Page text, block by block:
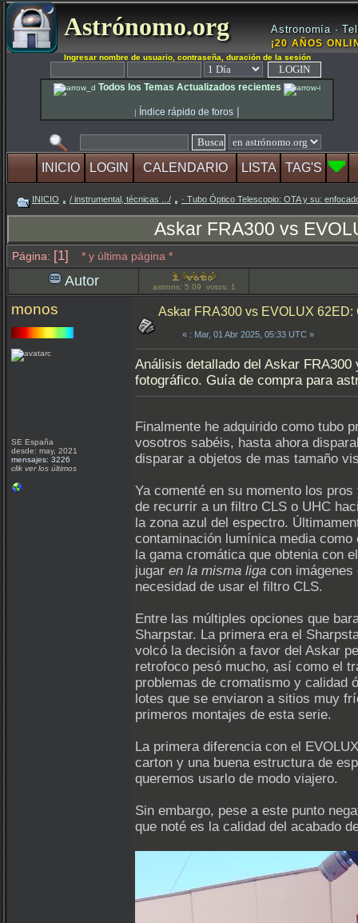
Astrónomo.org Astronomía ·
¡20 AÑOS
Ingresar nombre de usuario, contraseña, duración de la sesión
Todos los Temas Actualizados recientes
| Índice rápido de foros |
INICIO LOGIN CALENDARIO LISTA TAG'S
INICIO / instrumental, técnicas .../ · Tubo Óptico Telescopio: OTA y su:
Askar FRA300 vs
Página: [1] * y última página *
Autor astrons: 5.09 votos: 1
monos
SE España
desde: may, 2021
mensajes: 3226
clik ver los últimos
Askar FRA300 vs EVOLUX 62ED:
« : Mar, 01 Abr 2025, 05:33 UTC »
Análisis detallado del Askar
fotográfico. Guía de compra para
Finalmente he adquirido como tubo
vosotros sabéis, hasta ahora
disparar a objetos de mas tamaño
Ya comenté en su momento los
de recurrir a un filtro CLS o UHC
la zona azul del espectro.
contaminación lumínica media
la gama cromática que obtenia con
jugar en la misma liga con
necesidad de usar el filtro CLS.
Entre las múltiples opciones que
Sharpstar. La primera era el
volcó la decisión a favor del Askar
retrofoco pesó mucho, así como el
problemas de cromatismo y calidad
lotes que se enviaron a sitios muy
primeros montajes de esta serie.
La primera diferencia con el
carton y una buena estructura de
queremos usarlo de modo viajero.
Sin embargo, pese a este punto
que noté es la calidad del acabado